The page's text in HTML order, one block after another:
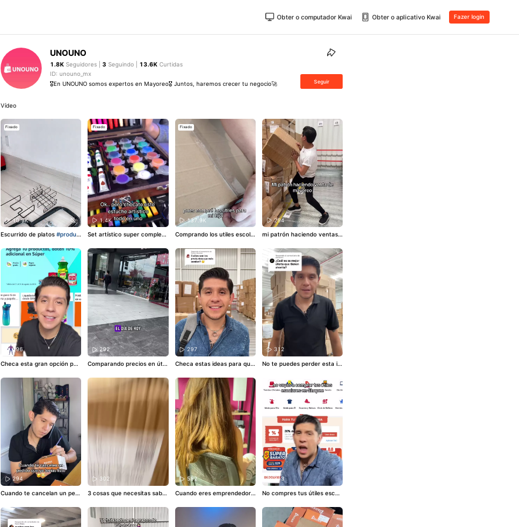
Obter o computador Kwai Obter o aplicativo Kwai Fazer login
UNOUNO
1.8K Seguidores |3 Seguindo | 13.6K Curtidas
ID: unouno_mx
🎖️En UNOUNO somos expertos en Mayoreo🎖️ Juntos, haremos crecer tu negocio🚀
Seguir
Vídeo
Fixado
10.9K
Escurrido de platos#produc
os #escurridor #lavaplatos #
cocina
Fixado
1.4K
Set artístico super completo
ara crear#arte #plumones
#dibujos
#regalos
Fixado
137.9K
Comprando los utiles escola
tilesEscolares #plumones #
mochila #escuela
294
mi patrón haciendo ventas
omedia #risa #ventas #may
oreo
296
Checa esta gran opción par
es📚#comparacion #amazo
#amazonprime #compara
ndoprecios
292
Comparando precios en útil
UNOUNO❤️#comparacion #
back2school
#utilesescolare
mprasonline
297
Checa estas ideas para que
ases😉#respondiendocomen
tarios
#mayoreo
#mayoreo
mexico #mayoreocdmx
312
No te puedes perder esta in
tales a mayoreo😱❤️
#oferta
#promociones #descuento
#mayoreo #mayoreomexic
294
Cuando te cancelan un pedi
umor #comedia #risa #empr
endimiento
#negocios
302
3 cosas que necesitas saber
#emprendimiento #negocio
#finanzas
582
Cuando eres emprendedor
s #emprendimiento #tips #n
313
No compres tus útiles escol
ca esta opción❤️#compara
#back2school
#utileses
colares #comparandoprecio